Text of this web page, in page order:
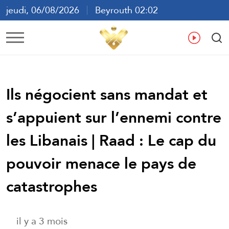
jeudi, 06/08/2026
Beyrouth 02:02
ع
Ils négocient sans mandat et
s’appuient sur l’ennemi contre
les Libanais | Raad : Le cap du
pouvoir menace le pays de
catastrophes
il y a 3 mois